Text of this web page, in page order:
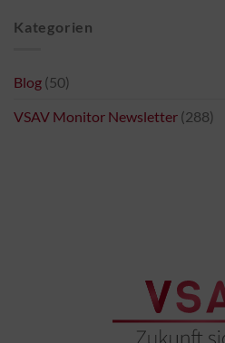
Kategorien
Blog (50)
VSAV Monitor Newsletter (288)